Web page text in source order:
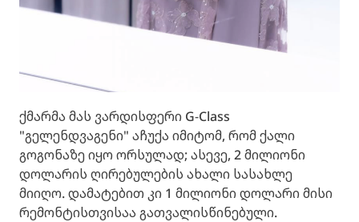
ქმარმა მას ვარდისფერი G-Class
"გელენდვაგენი" აჩუქა იმიტომ, რომ ქალი
გოგონაზე იყო ორსულად; ასევე, 2 მილიონი
დოლარის ღირებულების ახალი სასახლე
მიიღო. დამატებით კი 1 მილიონი დოლარი მისი
რემონტისთვისაა გათვალისწინებული.